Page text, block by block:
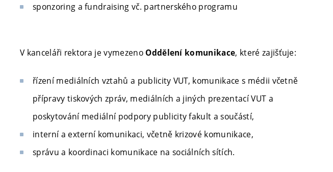
sponzoring a fundraising vč. partnerského programu
V kanceláři rektora je vymezeno Oddělení komunikace, které zajišťuje:
řízení mediálních vztahů a publicity VUT, komunikace s médii včetně
přípravy tiskových zpráv, mediálních a jiných prezentací VUT a
poskytování mediální podpory publicity fakult a součástí,
interní a externí komunikaci, včetně krizové komunikace,
správu a koordinaci komunikace na sociálních sítích.